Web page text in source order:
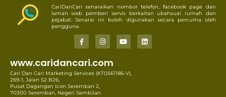
CariDanCari senaraikan nombor telefon, facebook page dan
laman web pemberi servis berkaitan ubahsuai rumah dan
pejabat. Senarai ini boleh digunakan secara percuma oleh
pengguna.
www.caridancari.com
Cari Dan Cari Marketing Services (KT0561186-V),
269-1, Jalan S2 B26,
Pusat Dagangan Icon Seremban 2,
70300 Seremban, Negeri Sembilan.